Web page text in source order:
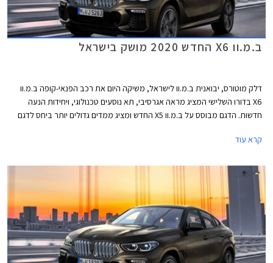
ב.מ.וו X6 החדש 2020 מושק בישראל
דלק מוטורס, יבואנית ב.מ.וו לישראל, משיקה היום את רכב הפנאי-קופה ב.מ.וו
X6 בדורו השלישי המציג מראה אגרסיבי, תא נוסעים טכנולוגי, ויחידות הנעה
חדשות. הדגם מבוסס על ב.מ.וו X5 החדש ומציג ממדים גדולים יותר ביחס לדגם
קרא עוד